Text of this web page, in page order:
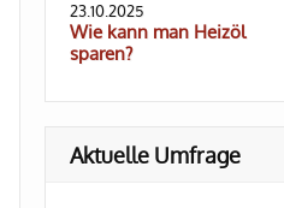
23.10.2025
Wie kann man Heizöl
sparen?
Aktuelle Umfrage